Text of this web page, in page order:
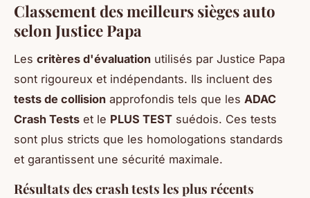
Classement des meilleurs sièges auto
selon Justice Papa
Les critères d'évaluation utilisés par Justice Papa
sont rigoureux et indépendants. Ils incluent des
tests de collision approfondis tels que les ADAC
Crash Tests et le PLUS TEST suédois. Ces tests
sont plus stricts que les homologations standards
et garantissent une sécurité maximale.
Résultats des crash tests les plus récents